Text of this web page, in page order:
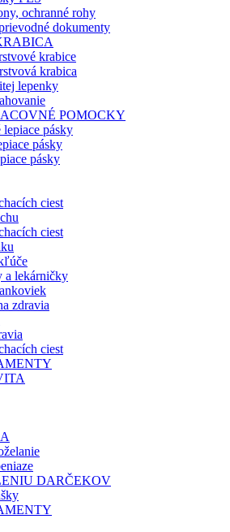
ochranné rohy
dokumenty
krabice
krabica
lepenky
POMOCKY
lepiace pásky
pásky
pásky
ciest
ciest
a lekárničky
zdravia
ciest
DARČEKOV